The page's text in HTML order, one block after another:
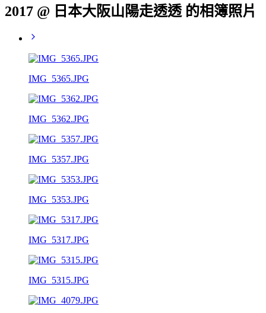
2017 @ 日本大阪山陽走透透 的相簿照片
IMG_5365.JPG
IMG_5362.JPG
IMG_5357.JPG
IMG_5353.JPG
IMG_5317.JPG
IMG_5315.JPG